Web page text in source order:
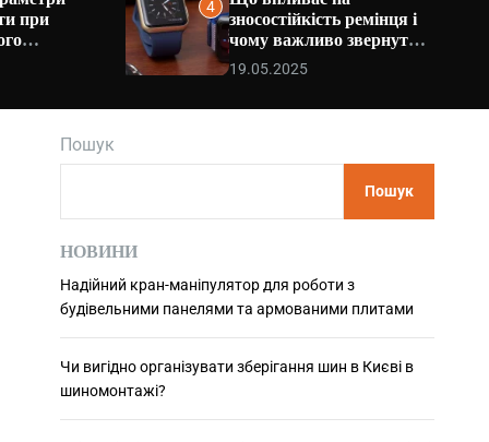
m
o
d
e
при
4
зносостійкість ремінця і
чому важливо звернути
увагу на шви
19.05.2025
Пошук
Пошук
НОВИНИ
Надійний кран-маніпулятор для роботи з
будівельними панелями та армованими плитами
Чи вигідно організувати зберігання шин в Києві в
шиномонтажі?